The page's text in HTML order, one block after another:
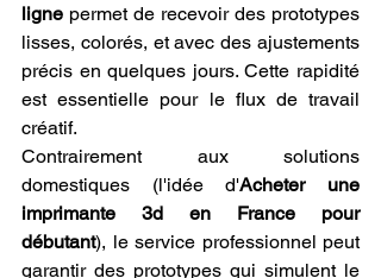
ligne permet de recevoir des prototypes
lisses, colorés, et avec des ajustements
précis en quelques jours. Cette rapidité
est essentielle pour le flux de travail
créatif.
Contrairement aux solutions
domestiques (l'idée d'Acheter une
imprimante 3d en France pour
débutant), le service professionnel peut
garantir des prototypes qui simulent le